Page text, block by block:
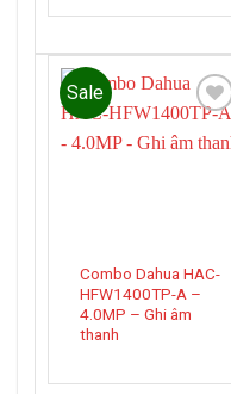
Sale
wishlist
Combo Dahua HAC-
HFW1400TP-A –
4.0MP – Ghi âm
thanh